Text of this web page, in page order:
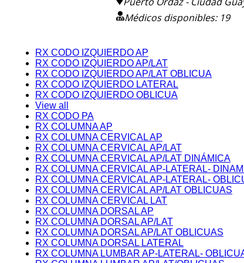
Médicos disponibles: 19
RX CODO IZQUIERDO AP
RX CODO IZQUIERDO AP/LAT
RX CODO IZQUIERDO AP/LAT OBLICUA
RX CODO IZQUIERDO LATERAL
RX CODO IZQUIERDO OBLICUA
View all
RX CODO PA
RX COLUMNA AP
RX COLUMNA CERVICAL AP
RX COLUMNA CERVICAL AP/LAT
RX COLUMNA CERVICAL AP/LAT DINÁMICA
RX COLUMNA CERVICAL AP-LATERAL-
RX COLUMNA CERVICAL AP-LATERAL-
RX COLUMNA CERVICAL AP/LAT OBLICUAS
RX COLUMNA CERVICAL LAT
RX COLUMNA DORSAL AP
RX COLUMNA DORSAL AP/LAT
RX COLUMNA DORSAL AP/LAT OBLICUAS
RX COLUMNA DORSAL LATERAL
RX COLUMNA LUMBAR AP-LATERAL-